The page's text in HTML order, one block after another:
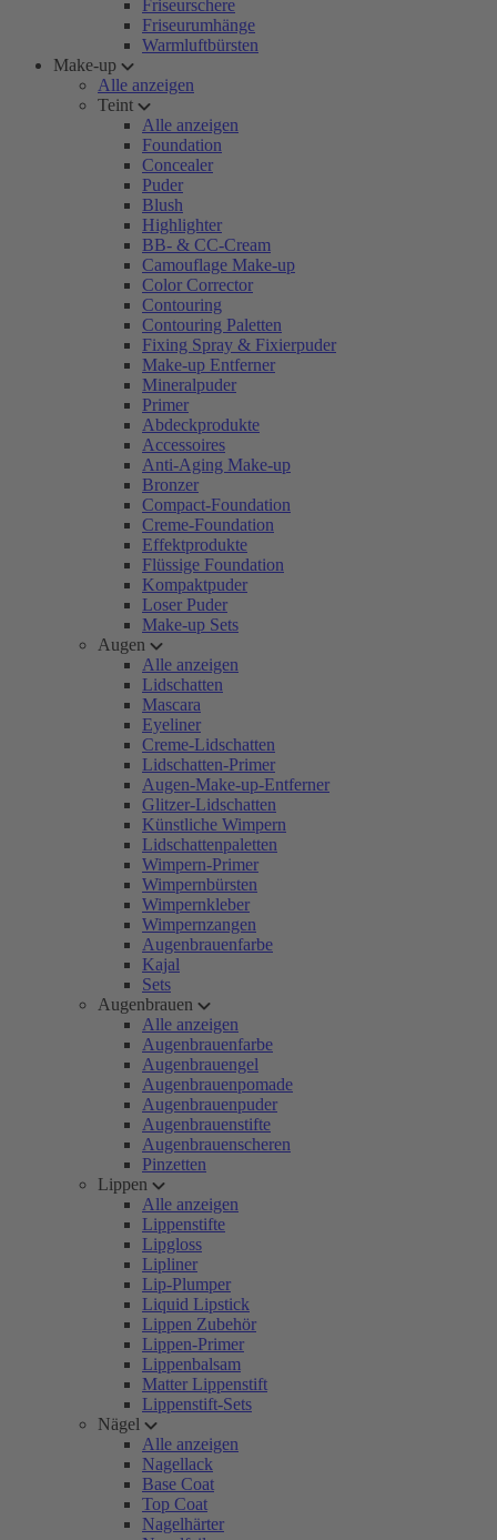
Friseurschere
Friseurumhänge
Warmluftbürsten
Make-up
Alle anzeigen
Teint
Alle anzeigen
Foundation
Concealer
Puder
Blush
Highlighter
BB- & CC-Cream
Camouflage Make-up
Color Corrector
Contouring
Contouring Paletten
Fixing Spray & Fixierpuder
Make-up Entferner
Mineralpuder
Primer
Abdeckprodukte
Accessoires
Anti-Aging Make-up
Bronzer
Compact-Foundation
Creme-Foundation
Effektprodukte
Flüssige Foundation
Kompaktpuder
Loser Puder
Make-up Sets
Augen
Alle anzeigen
Lidschatten
Mascara
Eyeliner
Creme-Lidschatten
Lidschatten-Primer
Augen-Make-up-Entferner
Glitzer-Lidschatten
Künstliche Wimpern
Lidschattenpaletten
Wimpern-Primer
Wimpernbürsten
Wimpernkleber
Wimpernzangen
Augenbrauenfarbe
Kajal
Sets
Augenbrauen
Alle anzeigen
Augenbrauenfarbe
Augenbrauengel
Augenbrauenpomade
Augenbrauenpuder
Augenbrauenstifte
Augenbrauenscheren
Pinzetten
Lippen
Alle anzeigen
Lippenstifte
Lipgloss
Lipliner
Lip-Plumper
Liquid Lipstick
Lippen Zubehör
Lippen-Primer
Lippenbalsam
Matter Lippenstift
Lippenstift-Sets
Nägel
Alle anzeigen
Nagellack
Base Coat
Top Coat
Nagelhärter